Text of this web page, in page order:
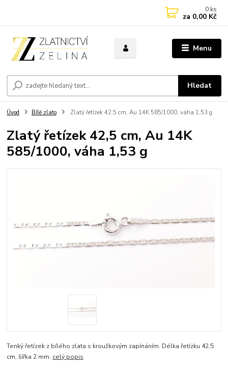
Menu
Hledat
0 ks
za 0,00 Kč
Úvod Bílé zlato Zlatý řetízek 42,5 cm, Au 14K 585/1000, váha 1,53 g
Zlatý řetízek 42,5 cm, Au 14K
585/1000, váha 1,53 g
Tenký řetízek z bílého zlata s kroužkovým zapínáním. Délka řetízku 42,5
cm, šířka 2 mm. celý popis